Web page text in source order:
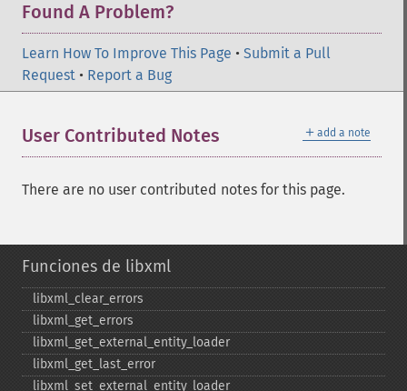
Found A Problem?
Learn How To Improve This Page • Submit a Pull
Request • Report a Bug
＋ add a note
User Contributed Notes
There are no user contributed notes for this page.
Funciones de libxml
libxml_​clear_​errors
libxml_​get_​errors
libxml_​get_​external_​entity_​loader
libxml_​get_​last_​error
libxml_​set_​external_​entity_​loader